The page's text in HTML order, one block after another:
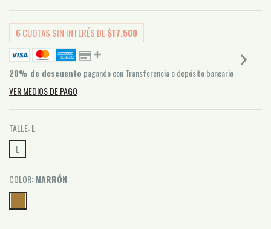
6CUOTAS SIN INTERÉS DE$17.500
20% de descuento pagando con Transferencia o depósito bancario
VER MEDIOS DE PAGO
TALLE:L
L
COLOR:MARRÓN